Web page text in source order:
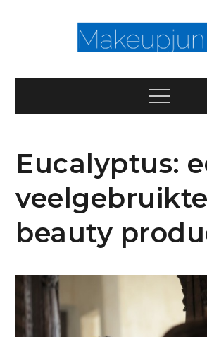
Iedereen is beauty-
Menu
Eucalyptus:
beauty